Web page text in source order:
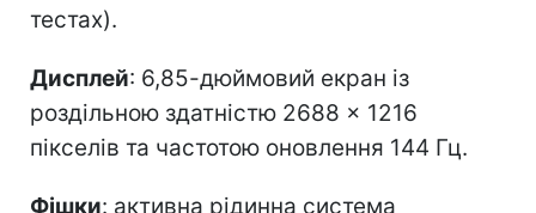
тестах).
Дисплей: 6,85-дюймовий екран із
роздільною здатністю 2688 × 1216
пікселів та частотою оновлення 144 Гц.
Фішки: активна рідинна система